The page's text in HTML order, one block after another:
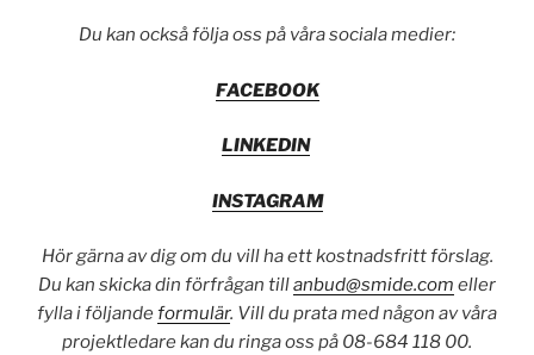
Du kan också följa oss på våra sociala medier:
FACEBOOK
LINKEDIN
INSTAGRAM
Hör gärna av dig om du vill ha ett kostnadsfritt förslag.
Du kan skicka din förfrågan tillanbud@smide.com eller
fylla i följandeformulär. Vill du prata med någon av våra
projektledare kan du ringa oss på 08-684 118 00.